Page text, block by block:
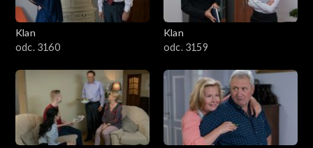
Klan
odc. 3160
Klan
odc. 3159